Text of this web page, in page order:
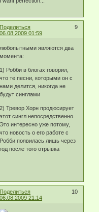
Поделиться
9
06.08.2009 01:59
любопытными являются два
момента:
1) Робби в блогах говорил,
что те песни, которыми он с
нами делится, никогда не
будут синглами
2) Тревор Хорн продюсирует
этот сингл непосредственно.
Это интересно уже потому,
что новость о его работе с
Робби появилась лишь через
год после того отрывка
Поделиться
10
06.08.2009 21:14